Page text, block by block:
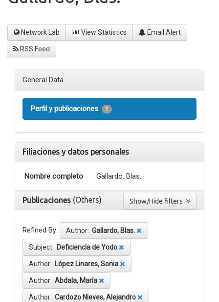
Network Lab View Statistics Email Alert
RSS Feed
General Data
Perfil y publicaciones 1
Filiaciones y datos personales
Nombre completo Gallardo, Blas.
Publicaciones (Others)
Refined By: Author: Gallardo, Blas.
Subject: Deficiencia de Yodo
Author: López Linares, Sonia
Author: Abdala, María
Author: Cardozo Nieves, Alejandro